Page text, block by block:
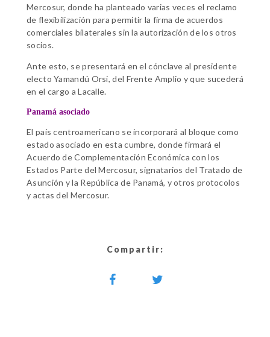
Mercosur, donde ha planteado varias veces el reclamo
de flexibilización para permitir la firma de acuerdos
comerciales bilaterales sin la autorización de los otros
socios.
Ante esto, se presentará en el cónclave al presidente
electo Yamandú Orsi, del Frente Amplio y que sucederá
en el cargo a Lacalle.
Panamá asociado
El país centroamericano se incorporará al bloque como
estado asociado en esta cumbre, donde firmará el
Acuerdo de Complementación Económica con los
Estados Parte del Mercosur, signatarios del Tratado de
Asunción y la República de Panamá, y otros protocolos
y actas del Mercosur.
Compartir: